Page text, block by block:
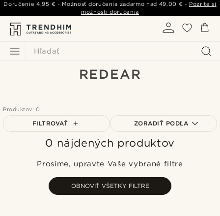
Hľadať
Doručenie4,95 € - Možnosť doručenia zadarmo nad 49,00 € - Pozrite si
možnosti doručenia
REDEAR
Produktov: 0
FILTROVAŤ ZORADIŤ PODĽA
Najpopulárnejšie
Najlacnejšie
Najdrahšie
0 nájdených produktov
Prosíme, upravte Vaše vybrané filtre
OBNOVIŤ VŠETKY FILTRE